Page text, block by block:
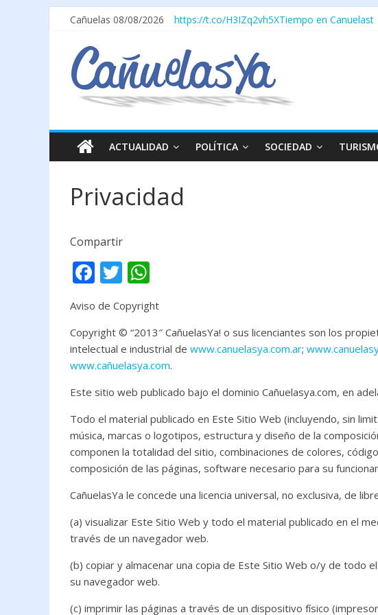
Cañuelas 08/08/2026 https://t.co/H3IZq2vh5XTiempo en Canuelast
ACTUALIDAD POLÍTICA SOCIEDAD
Privacidad
Compartir
F
ac
e
b
o
o
k
T
itt
er
h
at
s
A
p
p
Aviso de Copyright
Copyright © “2013″ CañuelasYa! o sus licenciantes son los
intelectual e industrial de www.canuelasya.com.ar;
www.cañuelasya.com.
Este sitio web publicado bajo el dominio Cañuelasya.com, en
Todo el material publicado en Este Sitio Web (incluyendo, sin
música, marcas o logotipos, estructura y diseño de la
componen la totalidad del sitio, combinaciones de colores,
composición de las páginas, software necesario para su
CañuelasYa le concede una licencia universal, no exclusiva, de
(a) visualizar Este Sitio Web y todo el material publicado en el
través de un navegador web.
(b) copiar y almacenar una copia de Este Sitio Web o/y de todo
su navegador web.
(c) imprimir las páginas a través de un dispositivo físico